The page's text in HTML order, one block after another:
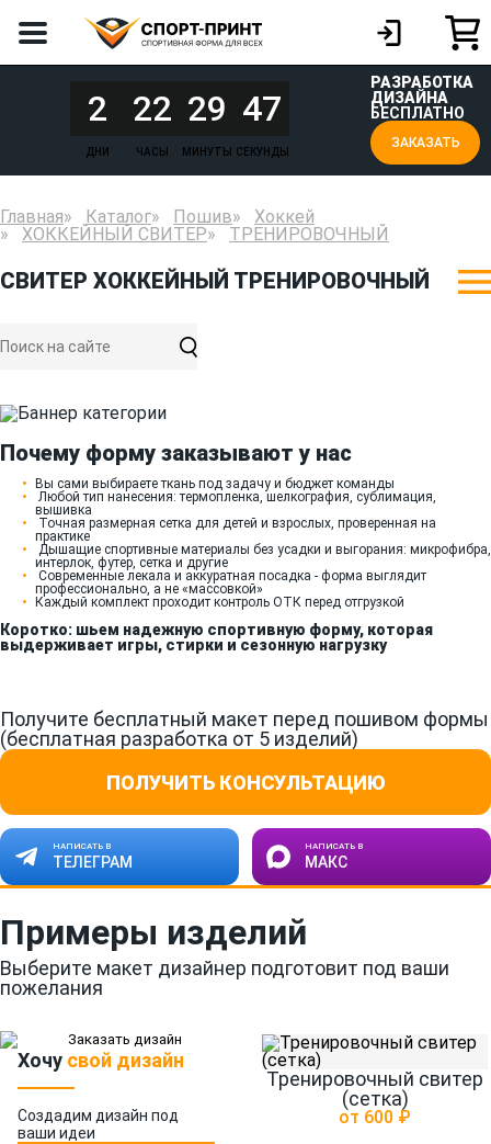
2
ДНИ
22
ЧАСЫ
29
МИНУТЫ
47
СЕКУНДЫ
РАЗРАБОТКА
ДИЗАЙНА
БЕСПЛАТНО
ЗАКАЗАТЬ
Главная Каталог Пошив
Хоккей
ХОККЕЙНЫЙ СВИТЕР
ТРЕНИРОВОЧНЫЙ
СВИТЕР ХОККЕЙНЫЙ ТРЕНИРОВОЧНЫЙ
Почему форму заказывают у нас
Вы сами выбираете ткань под задачу и бюджет команды
Любой тип нанесения: термопленка, шелкография, сублимация,
вышивка
Точная размерная сетка для детей и взрослых, проверенная на
практике
Дышащие спортивные материалы без усадки и выгорания: микрофибра,
интерлок, футер, сетка и другие
Современные лекала и аккуратная посадка - форма выглядит
профессионально, а не «массовкой»
Каждый комплект проходит контроль ОТК перед отгрузкой
Коротко: шьем надежную спортивную форму, которая
выдерживает игры, стирки и сезонную нагрузку
Получите бесплатный макет перед пошивом формы
(бесплатная разработка от 5 изделий)
ПОЛУЧИТЬ КОНСУЛЬТАЦИЮ
НАПИСАТЬ В
ТЕЛЕГРАМ
НАПИСАТЬ В
МАКС
Примеры изделий
Выберите макет дизайнер подготовит под ваши
пожелания
Хочу свой дизайн
Создадим дизайн под
ваши идеи
Тренировочный свитер
(сетка)
от 600 ₽